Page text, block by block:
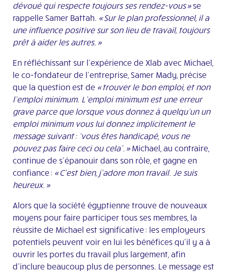
dévoué qui respecte toujours ses rendez-vous »se
rappelle Samer Battah. « Sur le plan professionnel, il a
une influence positive sursonlieu de travail, toujours
prêt à aider les autres. »
En réfléchissant sur l’expérience de Xlab avec Michael,
le co-fondateur de l’entreprise, Samer Mady, précise
que la question est de « trouver le bon emploi, et non
l’emploi minimum. L’emploi minimum est une erreur
grave parce que lorsque vous donnez à quelqu’unun
emploi minimum vous lui donnez implicitement le
message suivant : ‘vous êtes handicapé, vous ne
pouvez pas faire ceci ou cela’. » Michael, au contraire,
continue de s’épanouir dans son rôle, et gagne en
confiance : « C’est bien, j’adore mon travail. Je suis
heureux. »
Alors que la société égyptienne trouve de nouveaux
moyens pour faire participer tous ses membres, la
réussite de Michael est significative : les employeurs
potentiels peuvent voir en lui les bénéfices qu’il y a à
ouvrir les portes du travail plus largement, afin
d’inclure beaucoup plus de personnes. Le message est